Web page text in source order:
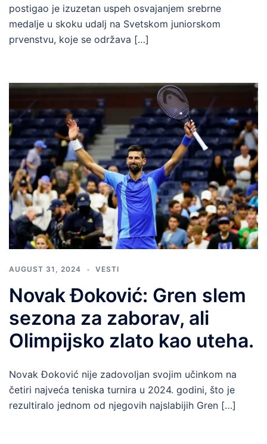
postigao je izuzetan uspeh osvajanjem srebrne
medalje u skoku udalj na Svetskom juniorskom
prvenstvu, koje se održava […]
AUGUST 31, 2024 VESTI
Novak Đoković: Gren slem
sezona za zaborav, ali
Olimpijsko zlato kao uteha.
Novak Đoković nije zadovoljan svojim učinkom na
četiri najveća teniska turnira u 2024. godini, što je
rezultiralo jednom od njegovih najslabijih Gren […]